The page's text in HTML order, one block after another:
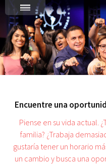
Encuentre una
Piense en su vida actual.
familia? ¿Trabaja
gustaría tener un horario
un cambio y busca una